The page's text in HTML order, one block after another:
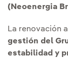
(Neoenergia
La renovación
gestión del
estabilidad y